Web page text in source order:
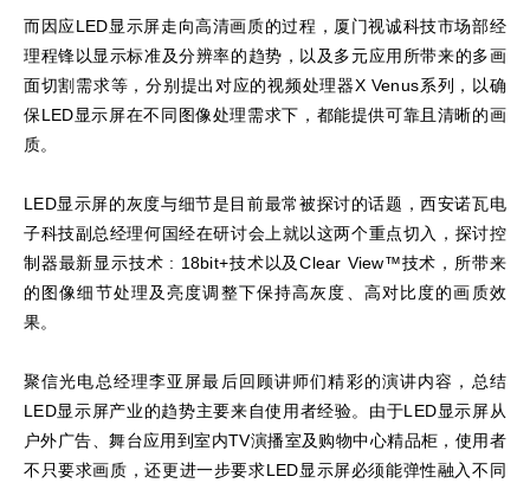
而因应LED显示屏走向高清画质的过程，厦门视诚科技市场部经
理程锋以显示标准及分辨率的趋势，以及多元应用所带来的多画
面切割需求等，分别提出对应的视频处理器X Venus系列，以确
保LED显示屏在不同图像处理需求下，都能提供可靠且清晰的画
质。
LED显示屏的灰度与细节是目前最常被探讨的话题，西安诺瓦电
子科技副总经理何国经在研讨会上就以这两个重点切入，探讨控
制器最新显示技术 : 18bit+技术以及Clear View™技术，所带来
的图像细节处理及亮度调整下保持高灰度、高对比度的画质效
果。
聚信光电总经理李亚屏最后回顾讲师们精彩的演讲内容，总结
LED显示屏产业的趋势主要来自使用者经验。由于LED显示屏从
户外广告、舞台应用到室内TV演播室及购物中心精品柜，使用者
不只要求画质，还更进一步要求LED显示屏必须能弹性融入不同